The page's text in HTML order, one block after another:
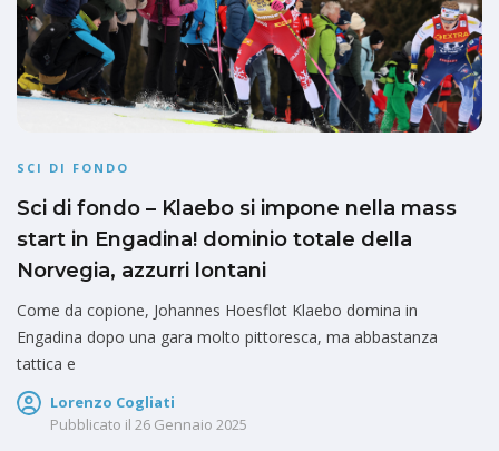
SCI DI FONDO
Sci di fondo – Klaebo si impone nella mass
start in Engadina! dominio totale della
Norvegia, azzurri lontani
Come da copione, Johannes Hoesflot Klaebo domina in
Engadina dopo una gara molto pittoresca, ma abbastanza
tattica e
Lorenzo Cogliati
Pubblicato il 26 Gennaio 2025